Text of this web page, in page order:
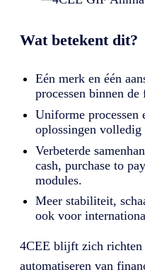
Wat betekent dit?
Eén merk en één
processen binnen
Uniforme processen
oplossingen volledig
Verbeterde
cash, purchase to
modules.
Meer stabiliteit,
ook voor
4CEE blijft zich richten
automatiseren van